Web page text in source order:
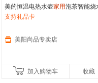
美的恒温电热水壶家用泡茶智能烧
壶保温一体全自动不锈钢开水壶1
支持礼品卡
美阳尚品专卖店
加入购物车 收藏